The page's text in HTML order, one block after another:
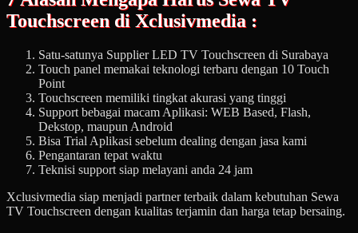
Touchscreen di Xclusivmedia :
Satu-satunya Supplier LED TV Touchscreen di Surabaya
Touch panel memakai teknologi terbaru dengan 10 Touch
Point
Touchscreen memiliki tingkat akurasi yang tinggi
Support bebagai macam Aplikasi: WEB Based, Flash,
Dekstop, maupun Android
Bisa Trial Aplikasi sebelum dealing dengan jasa kami
Pengantaran tepat waktu
Teknisi support siap melayani anda 24 jam
Xclusivmedia siap menjadi partner terbaik dalam kebutuhan Sewa
TV Touchscreen dengan kualitas terjamin dan harga tetap bersaing.